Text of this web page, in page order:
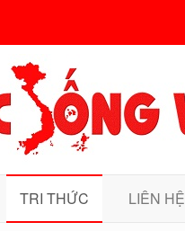
TRI THỨC LIÊN HỆ